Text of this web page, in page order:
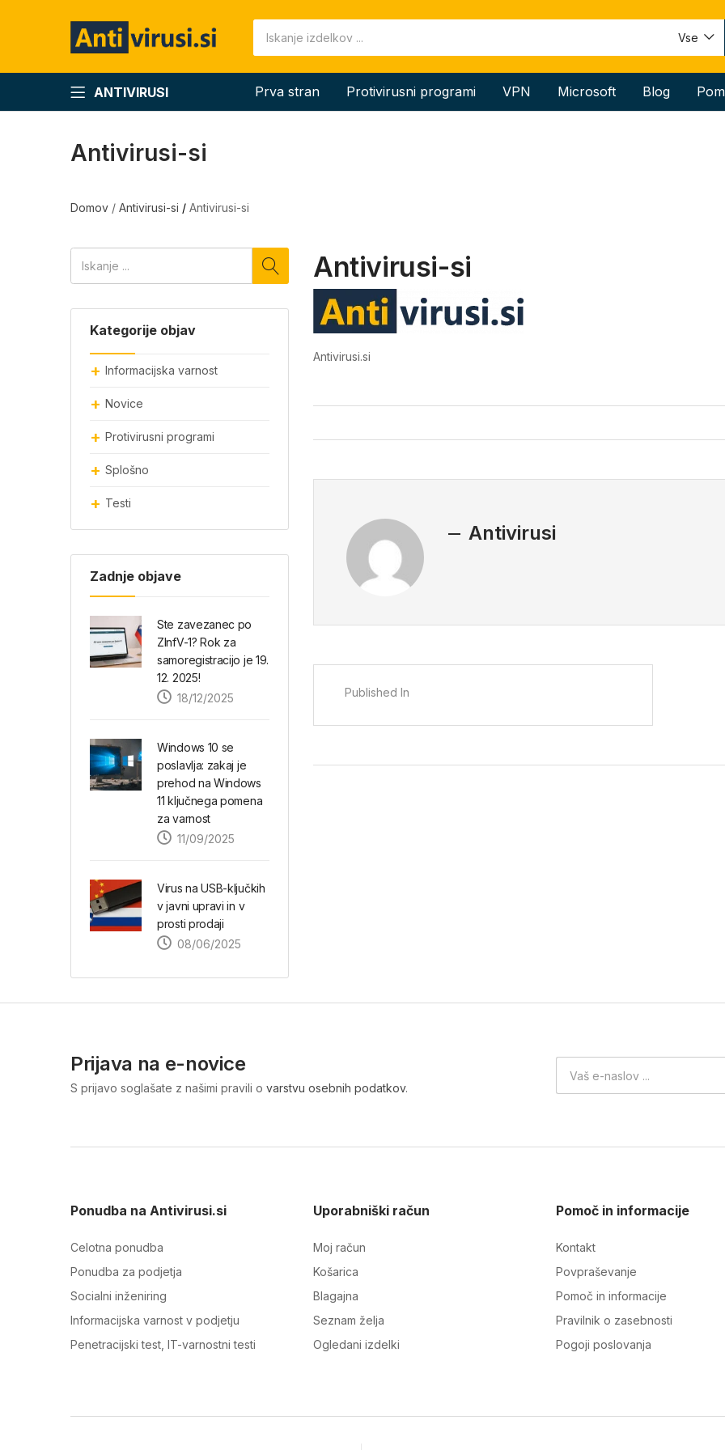
Vse
ANTIVIRUSI Prva stran Protivirusni programi VPN Microsoft Blog
Antivirusi-si
Domov / Antivirusi-si / Antivirusi-si
Kategorije objav
Informacijska varnost
Novice
Protivirusni programi
Splošno
Testi
Zadnje objave
Ste zavezanec po
ZInfV-1? Rok za
samoregistracijo je 19.
12. 2025!
18/12/2025
Windows 10 se
poslavlja: zakaj je
prehod na Windows
11 ključnega pomena
za varnost
11/09/2025
Virus na USB-ključkih
v javni upravi in v
prosti prodaji
08/06/2025
Antivirusi-si
Antivirusi.si
Antivirusi
Published In
Prijava na e-novice
S prijavo soglašate z našimi pravili o varstvu osebnih podatkov.
Ponudba na Antivirusi.si
Celotna ponudba
Ponudba za podjetja
Socialni inženiring
Informacijska varnost v podjetju
Penetracijski test, IT-varnostni testi
Uporabniški račun
Moj račun
Košarica
Blagajna
Seznam želja
Ogledani izdelki
Pomoč in informacije
Kontakt
Povpraševanje
Pomoč in informacije
Pravilnik o zasebnosti
Pogoji poslovanja